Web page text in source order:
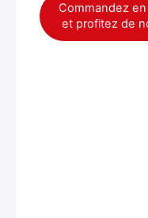
Commandez
et profitez de